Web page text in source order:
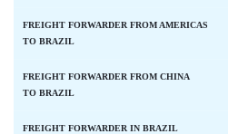
FREIGHT FORWARDER FROM AMERICAS
TO BRAZIL
FREIGHT FORWARDER FROM CHINA
TO BRAZIL
FREIGHT FORWARDER IN BRAZIL